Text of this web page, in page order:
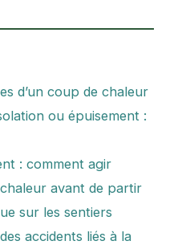
d’un coup de chaleur
ou épuisement :
: comment agir
avant de partir
sur les sentiers
accidents liés à la